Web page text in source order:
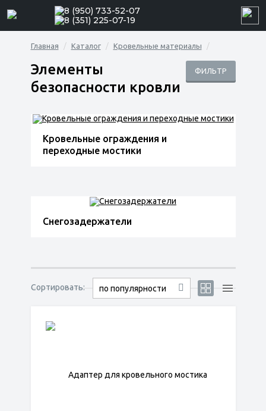
8 (950) 733-52-07
8 (351) 225-07-19
Главная Каталог Кровельные материалы
ФИЛЬТР
Элементы
безопасности кровли
Кровельные ограждения и
переходные мостики
Снегозадержатели
Сортировать: по популярности